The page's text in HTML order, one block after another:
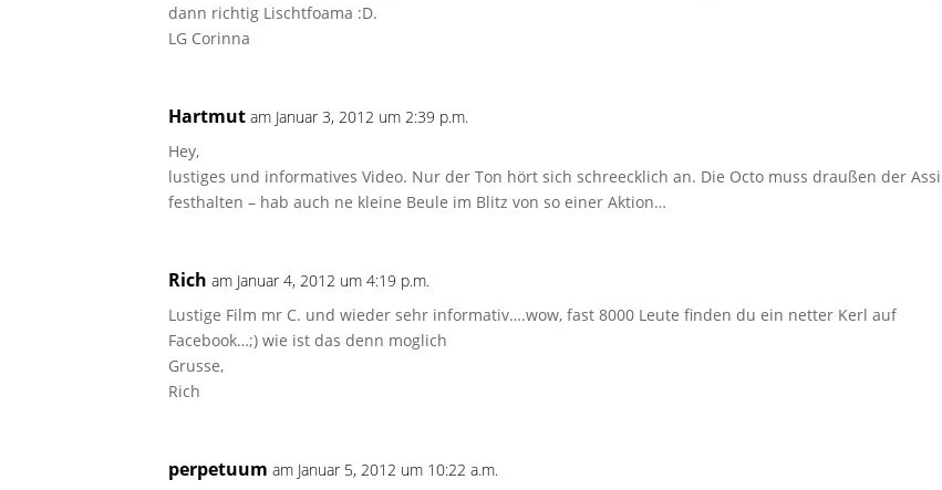
dann richtig Lischtfoama :D.
LG Corinna
Hartmut am Januar 3, 2012 um 2:39 p.m.
Hey,
lustiges und informatives Video. Nur der Ton hört sich schreecklich an. Die Octo muss draußen der Assi
festhalten – hab auch ne kleine Beule im Blitz von so einer Aktion…
Rich am Januar 4, 2012 um 4:19 p.m.
Lustige Film mr C. und wieder sehr informativ….wow, fast 8000 Leute finden du ein netter Kerl auf
Facebook…;) wie ist das denn moglich
Grusse,
Rich
perpetuum am Januar 5, 2012 um 10:22 a.m.